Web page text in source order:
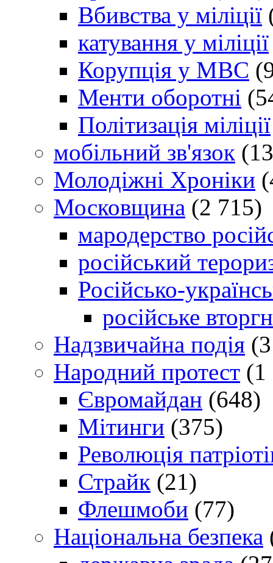
Вбивства у міліції
катування у міліції
Корупція у МВС
Менти оборотні
Політизація міліції
мобільний зв'язок
Молодіжні Хроніки
Московщина (2 715)
мародерство
російський
Російсько-
російське
Надзвичайна подія
Народний протест (1
Євромайдан (648)
Мітинги (375)
Революція
Страйк (21)
Флешмоби (77)
Національна безпека